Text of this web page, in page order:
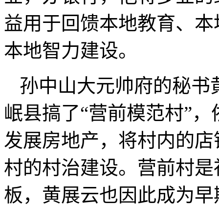
益用于回馈本地教育、
本地智力建设。
孙中山大元帅府的秘书
岷县搞了“营前模范村”
发展房地产，将村内的
村的村治建设。营前村
板，黄展云也因此成为